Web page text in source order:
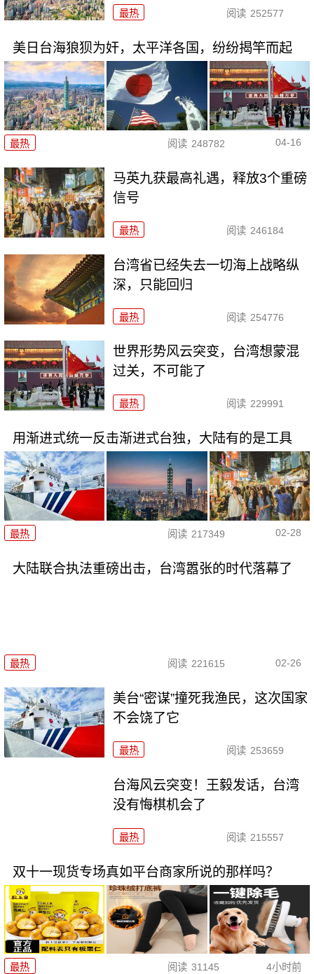
最热 阅读 252577
美日台海狼狈为奸，太平洋各国，纷纷揭竿而起
最热 阅读 248782 04-16
马英九获最高礼遇，释放3个重磅
信号
最热 阅读 246184
台湾省已经失去一切海上战略纵
深，只能回归
最热 阅读 254776
世界形势风云突变，台湾想蒙混
过关，不可能了
最热 阅读 229991
用渐进式统一反击渐进式台独，大陆有的是工具
最热 阅读 217349 02-28
大陆联合执法重磅出击，台湾嚣张的时代落幕了
最热 阅读 221615 02-26
美台“密谋”撞死我渔民，这次国家
不会饶了它
最热 阅读 253659
台海风云突变！王毅发话，台湾
没有悔棋机会了
最热 阅读 215557
双十一现货专场真如平台商家所说的那样吗？
最热 阅读 31145 4小时前